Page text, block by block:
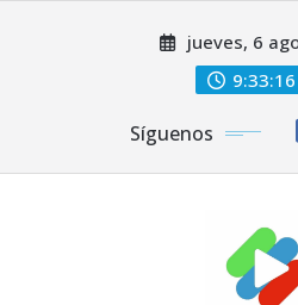
jueves, 6
9:33:18
Síguenos